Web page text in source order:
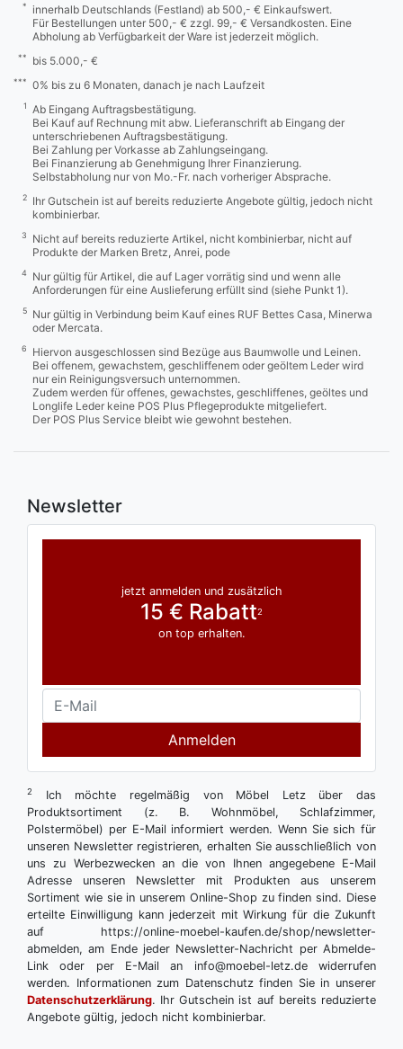
*
innerhalb Deutschlands (Festland) ab 500,- € Einkaufswert.
Für Bestellungen unter 500,- € zzgl. 99,- € Versandkosten. Eine
Abholung ab Verfügbarkeit der Ware ist jederzeit möglich.
** bis 5.000,- €
*** 0% bis zu 6 Monaten, danach je nach Laufzeit
1
Ab Eingang Auftragsbestätigung.
Bei Kauf auf Rechnung mit abw. Lieferanschrift ab Eingang der
unterschriebenen Auftragsbestätigung.
Bei Zahlung per Vorkasse ab Zahlungseingang.
Bei Finanzierung ab Genehmigung Ihrer Finanzierung.
Selbstabholung nur von Mo.-Fr. nach vorheriger Absprache.
2
Ihr Gutschein ist auf bereits reduzierte Angebote gültig, jedoch nicht
kombinierbar.
3
Nicht auf bereits reduzierte Artikel, nicht kombinierbar, nicht auf
Produkte der Marken Bretz, Anrei, pode
4
Nur gültig für Artikel, die auf Lager vorrätig sind und wenn alle
Anforderungen für eine Auslieferung erfüllt sind (siehe Punkt 1).
5
Nur gültig in Verbindung beim Kauf eines RUF Bettes Casa, Minerwa
oder Mercata.
6
Hiervon ausgeschlossen sind Bezüge aus Baumwolle und Leinen.
Bei offenem, gewachstem, geschliffenem oder geöltem Leder wird
nur ein Reinigungsversuch unternommen.
Zudem werden für offenes, gewachstes, geschliffenes, geöltes und
Longlife Leder keine POS Plus Pflegeprodukte mitgeliefert.
Der POS Plus Service bleibt wie gewohnt bestehen.
Newsletter
jetzt anmelden und zusätzlich
15 € Rabatt2
on top erhalten.
Anmelden
2
Ich möchte regelmäßig von Möbel Letz über das
Produktsortiment (z. B. Wohnmöbel, Schlafzimmer,
Polstermöbel) per E-Mail informiert werden. Wenn Sie sich für
unseren Newsletter registrieren, erhalten Sie ausschließlich von
uns zu Werbezwecken an die von Ihnen angegebene E-Mail
Adresse unseren Newsletter mit Produkten aus unserem
Sortiment wie sie in unserem Online-Shop zu finden sind. Diese
erteilte Einwilligung kann jederzeit mit Wirkung für die Zukunft
auf https://online-moebel-kaufen.de/shop/newsletter-
abmelden, am Ende jeder Newsletter-Nachricht per Abmelde-
Link oder per E-Mail an info@moebel-letz.de widerrufen
werden. Informationen zum Datenschutz finden Sie in unserer
Datenschutzerklärung. Ihr Gutschein ist auf bereits reduzierte
Angebote gültig, jedoch nicht kombinierbar.